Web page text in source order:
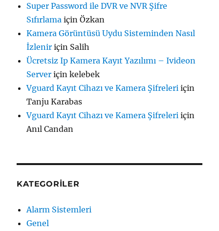
Super Password ile DVR ve NVR Şifre
Sıfırlama içinÖzkan
Kamera Görüntüsü Uydu Sisteminden Nasıl
İzlenir için Salih
Ücretsiz Ip Kamera Kayıt Yazılımı – Ivideon
Server içinkelebek
Vguard Kayıt Cihazı ve Kamera Şifreleri için
Tanju Karabas
Vguard Kayıt Cihazı ve Kamera Şifreleri için
Anıl Candan
KATEGORILER
Alarm Sistemleri
Genel